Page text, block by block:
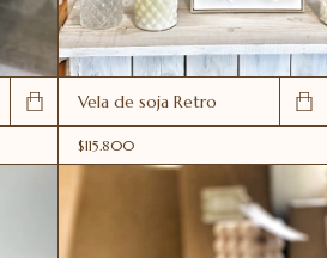
Vela de soja Retro
$115.800